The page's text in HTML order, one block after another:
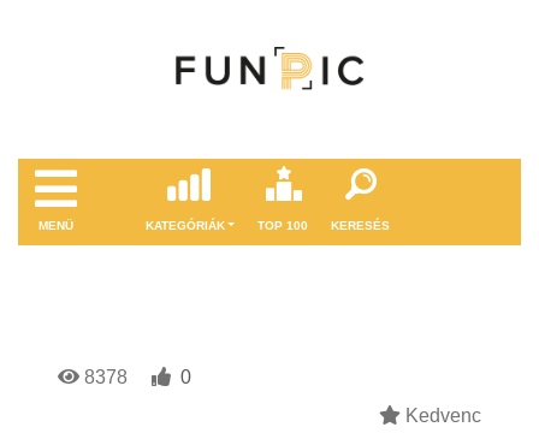
MENÜ KATEGÓRIÁK TOP 100 KERESÉS
8378
0
Kedvenc